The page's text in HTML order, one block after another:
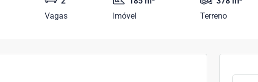
Vagas
Imóvel
Terreno